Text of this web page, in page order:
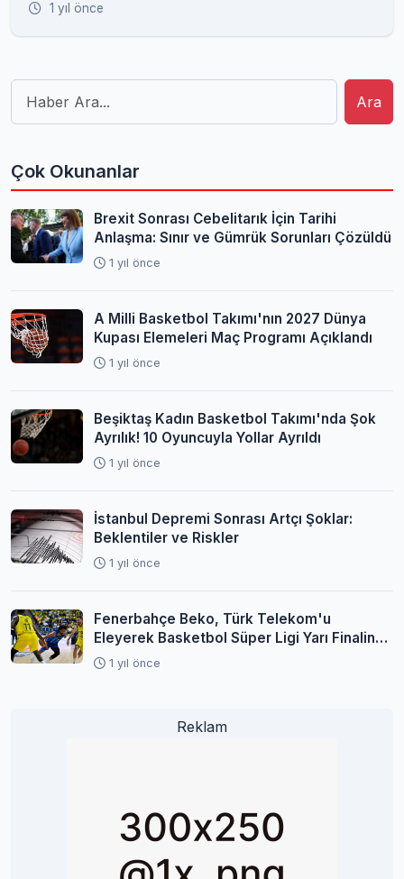
1 yıl önce
Ara
Çok Okunanlar
Brexit Sonrası Cebelitarık İçin Tarihi
Anlaşma: Sınır ve Gümrük Sorunları Çözüldü
1 yıl önce
A Milli Basketbol Takımı'nın 2027 Dünya
Kupası Elemeleri Maç Programı Açıklandı
1 yıl önce
Beşiktaş Kadın Basketbol Takımı'nda Şok
Ayrılık! 10 Oyuncuyla Yollar Ayrıldı
1 yıl önce
İstanbul Depremi Sonrası Artçı Şoklar:
Beklentiler ve Riskler
1 yıl önce
Fenerbahçe Beko, Türk Telekom'u
Eleyerek Basketbol Süper Ligi Yarı Finaline
Yükseldi
1 yıl önce
Reklam